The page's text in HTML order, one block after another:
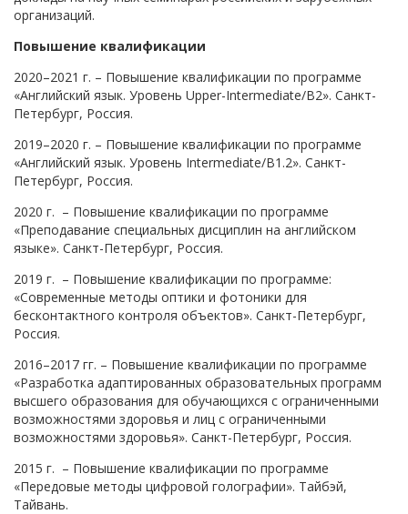
организаций.
Повышение квалификации
2020–2021 г. – Повышение квалификации по программе
«Английский язык. Уровень Upper-Intermediate/B2». Санкт-
Петербург, Россия.
2019–2020 г. – Повышение квалификации по программе
«Английский язык. Уровень Intermediate/B1.2». Санкт-
Петербург, Россия.
2020 г. – Повышение квалификации по программе
«Преподавание специальных дисциплин на английском
языке». Санкт-Петербург, Россия.
2019 г. – Повышение квалификации по программе:
«Современные методы оптики и фотоники для
бесконтактного контроля объектов». Санкт-Петербург,
Россия.
2016–2017 гг. – Повышение квалификации по программе
«Разработка адаптированных образовательных программ
высшего образования для обучающихся с ограниченными
возможностями здоровья и лиц с ограниченными
возможностями здоровья». Санкт-Петербург, Россия.
2015 г. – Повышение квалификации по программе
«Передовые методы цифровой голографии». Тайбэй,
Тайвань.